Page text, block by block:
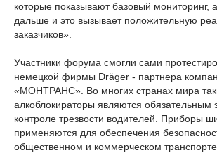
которые показывают базовый
дальше и это вызывает положительную
заказчиков».
Участники форума смогли сами
немецкой фирмы Dräger - партнера
«МОНТРАНС». Во многих странах мира
алкоблокираторы являются обязательным
контроле трезвости водителей. Приборы
применяются для обеспечения
общественном и коммерческом